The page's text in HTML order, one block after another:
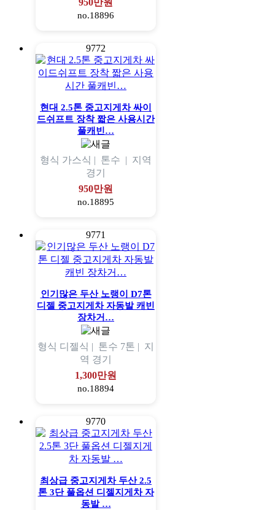
950만원
no.18896
9772
현대 2.5톤 중고지게차 싸이
드쉬프트 장착 짧은 사용시간
풀캐빈…
형식 가스식 | 톤수 | 지역
경기
950만원
no.18895
9771
인기많은 두산 노랭이 D7톤
디젤 중고지게차 자동발 캐빈
장차거…
형식 디젤식 | 톤수 7톤 | 지
역 경기
1,300만원
no.18894
9770
최상급 중고지게차 두산 2.5
톤 3단 풀옵션 디젤지게차 자
동발 …